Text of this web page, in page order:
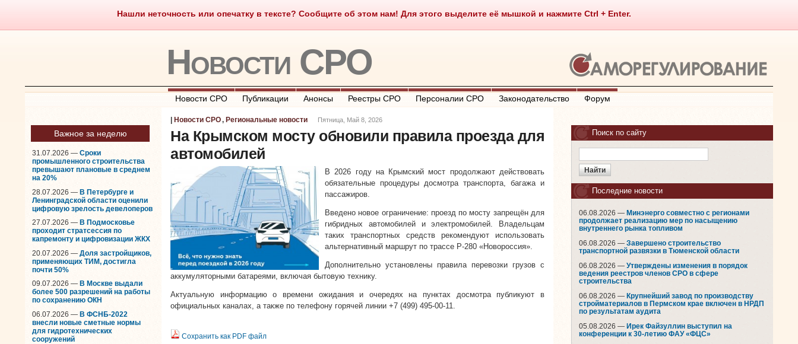
Нашли неточность или опечатку в тексте? Сообщите об этом нам! Для этого выделите её мышкой и нажмите Ctrl + Enter.
Саморегулирование Что такое СРО О портале Контакты Полезные ссылки
Новости СРО
Новости СРО Публикации Анонсы Реестры СРО Персоналии СРО Законодательство Форум
Важное за неделю
31.07.2026 — Сроки
промышленного строительства
превышают плановые в среднем
на 20%
28.07.2026 — В Петербурге и
Ленинградской области оценили
цифровую зрелость девелоперов
27.07.2026 — В Подмосковье
проходит стратсессия по
капремонту и цифровизации ЖКХ
20.07.2026 — Доля застройщиков,
применяющих ТИМ, достигла
почти 50%
09.07.2026 — В Москве выдали
более 500 разрешений на работы
по сохранению ОКН
06.07.2026 — В ФСНБ-2022
внесли новые сметные нормы
для гидротехнических
сооружений
Новости СРО, Региональные новости Пятница, Май 8, 2026
На Крымском мосту обновили правила проезда для
автомобилей
В 2026 году на Крымский мост продолжают действовать
обязательные процедуры досмотра транспорта, багажа и
пассажиров.
Введено новое ограничение: проезд по мосту запрещён для
гибридных автомобилей и электромобилей. Владельцам
таких транспортных средств рекомендуют использовать
альтернативный маршрут по трассе Р-280 «Новороссия».
Дополнительно установлены правила перевозки грузов с
аккумуляторными батареями, включая бытовую технику.
Актуальную информацию о времени ожидания и очередях на пунктах досмотра публикуют в
официальных каналах, а также по телефону горячей линии +7 (499) 495-00-11.
Сохранить как PDF файл
Поиск по сайту
Последние новости
06.08.2026 — Минэнерго совместно с регионами
продолжает реализацию мер по насыщению
внутреннего рынка топливом
06.08.2026 — Завершено строительство
транспортной развязки в Тюменской области
06.08.2026 — Утверждены изменения в порядок
ведения реестров членов СРО в сфере
строительства
06.08.2026 — Крупнейший завод по производству
стройматериалов в Пермском крае включен в НРДП
по результатам аудита
05.08.2026 — Ирек Файзуллин выступил на
конференции к 30-летию ФАУ «ФЦС»